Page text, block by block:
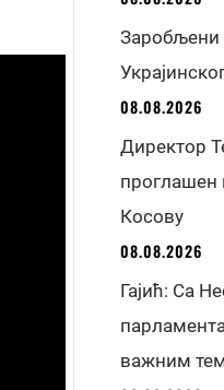
Заробљени
08.08.2026
Директор
Косову
08.08.2026
Гајић: Са
важним